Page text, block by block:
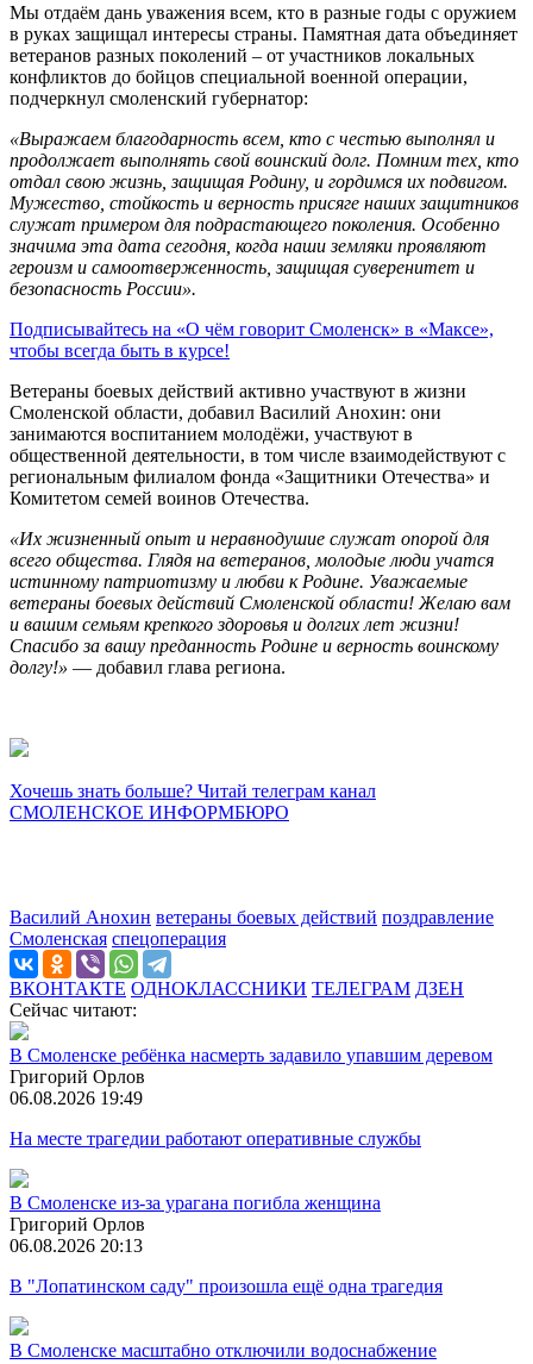
Мы отдаём дань уважения всем, кто в разные годы с оружием
в руках защищал интересы страны. Памятная дата объединяет
ветеранов разных поколений – от участников локальных
конфликтов до бойцов специальной военной операции,
подчеркнул смоленский губернатор:
«Выражаем благодарность всем, кто с честью выполнял и
продолжает выполнять свой воинский долг. Помним тех, кто
отдал свою жизнь, защищая Родину, и гордимся их подвигом.
Мужество, стойкость и верность присяге наших защитников
служат примером для подрастающего поколения. Особенно
значима эта дата сегодня, когда наши земляки проявляют
героизм и самоотверженность, защищая суверенитет и
безопасность России».
Подписывайтесь на «О чём говорит Смоленск» в «Максе»,
чтобы всегда быть в курсе!
Ветераны боевых действий активно участвуют в жизни
Смоленской области, добавил Василий Анохин: они
занимаются воспитанием молодёжи, участвуют в
общественной деятельности, в том числе взаимодействуют с
региональным филиалом фонда «Защитники Отечества» и
Комитетом семей воинов Отечества.
«Их жизненный опыт и неравнодушие служат опорой для
всего общества. Глядя на ветеранов, молодые люди учатся
истинному патриотизму и любви к Родине. Уважаемые
ветераны боевых действий Смоленской области! Желаю вам
и вашим семьям крепкого здоровья и долгих лет жизни!
Спасибо за вашу преданность Родине и верность воинскому
долгу!» — добавил глава региона.
Хочешь знать больше? Читай телеграм канал
СМОЛЕНСКОЕ ИНФОРМБЮРО
Василий Анохин ветераны боевых действий поздравление
Смоленская спецоперация
ВКОНТАКТЕ ОДНОКЛАССНИКИ ТЕЛЕГРАМ ДЗЕН
Сейчас читают:
В Смоленске ребёнка насмерть задавило упавшим деревом
Григорий Орлов
06.08.2026 19:49
На месте трагедии работают оперативные службы
В Смоленске из-за урагана погибла женщина
Григорий Орлов
06.08.2026 20:13
В "Лопатинском саду" произошла ещё одна трагедия
В Смоленске масштабно отключили водоснабжение